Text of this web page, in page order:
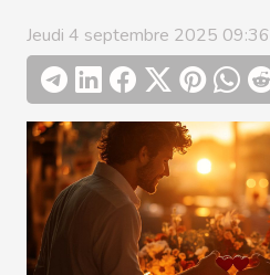
Jeudi 4 septembre 2025 09:36